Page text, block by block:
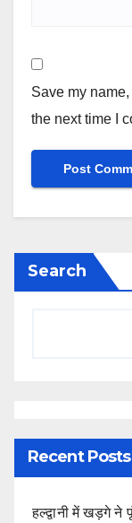
Save my
the next time I
Search
Recent Posts
हल्द्वानी में खड़गे ने